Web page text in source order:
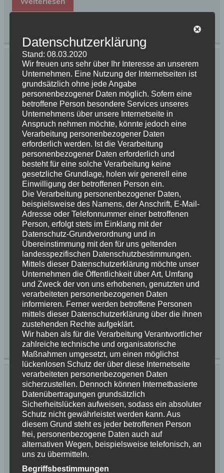
Wurfplanung
Die Würfel sind nun endgültig gefallen
16. Januar 2018
Briards vom Schurkenturm
Kommentar hinterlassen
Unsere Liamaus hat ihr „Herzblatt“ gefunden. Unter A
– Wurf wird ihr Prinz vorgestellt.
Weiterlesen
Kategorie:News 2018 Schlagwörter:Wurfplanung
Lia hat ihr Herzblatt gefunden
25. November 2017
Briards vom Schurkenturm
Kommentar hinterlassen
Datenschutzerklärung
Stand: 08.03.2020
Wir freuen uns sehr über Ihr Interesse an unserem
Unternehmen. Eine Nutzung der Internetseiten ist
grundsätzlich ohne jede Angabe
personenbezogener Daten möglich. Sofern eine
betroffene Person besondere Services unseres
Unternehmens über unsere Internetseite in
Anspruch nehmen möchte, könnte jedoch eine
Verarbeitung personenbezogener Daten
erforderlich werden. Ist die Verarbeitung
personenbezogener Daten erforderlich und
besteht für eine solche Verarbeitung keine
gesetzliche Grundlage, holen wir generell eine
Einwilligung der betroffenen Person ein.
Die Verarbeitung personenbezogener Daten,
beispielsweise des Namens, der Anschrift, E-Mail-
Adresse oder Telefonnummer einer betroffenen
Person, erfolgt stets im Einklang mit der
Datenschutz-Grundverordnung und in
Übereinstimmung mit den für uns geltenden
landesspezifischen Datenschutzbestimmungen.
Mittels dieser Datenschutzerklärung möchte unser
Unternehmen die Öffentlichkeit über Art, Umfang
und Zweck der von uns erhobenen, genutzten und
verarbeiteten personenbezogenen Daten
informieren. Ferner werden betroffene Personen
mittels dieser Datenschutzerklärung über die ihnen
zustehenden Rechte aufgeklärt.
Wir haben als für die Verarbeitung Verantwortlicher
zahlreiche technische und organisatorische
Maßnahmen umgesetzt, um einen möglichst
lückenlosen Schutz der über diese Internetseite
verarbeiteten personenbezogenen Daten
sicherzustellen. Dennoch können Internetbasierte
Datenübertragungen grundsätzlich
Sicherheitslücken aufweisen, sodass ein absoluter
Schutz nicht gewährleistet werden kann. Aus
diesem Grund steht es jeder betroffenen Person
frei, personenbezogene Daten auch auf
alternativen Wegen, beispielsweise telefonisch, an
uns zu übermitteln.
Begriffsbestimmungen